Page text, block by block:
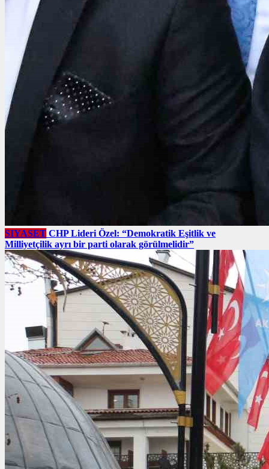
SIYASET CHP Lideri Özel: “Demokratik Eşitlik ve
Milliyetçilik ayrı bir parti olarak görülmelidir”